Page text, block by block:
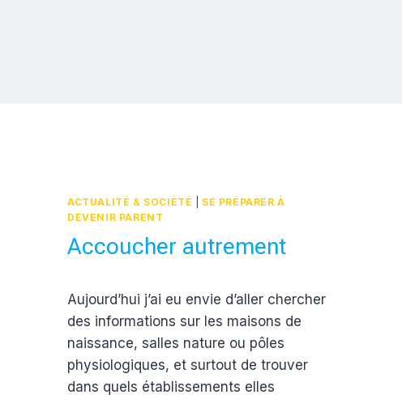
ACTUALITÉ & SOCIÉTÉ
SE PRÉPARER À
DEVENIR PARENT
Accoucher autrement
Estelle
Aujourd’hui j’ai eu envie d’aller chercher
des informations sur les maisons de
naissance, salles nature ou pôles
physiologiques, et surtout de trouver
dans quels établissements elles